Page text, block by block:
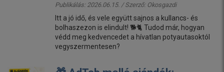
Publikálás: 2026.06.15. / Szerző: Okosgazdi
Itt a jó idő, és vele együtt sajnos a kullancs- és
bolhaszezon is elindult! 🐕🐈 Tudod már, hogyan
védd meg kedvencedet a hívatlan potyautasoktól
vegyszermentesen?